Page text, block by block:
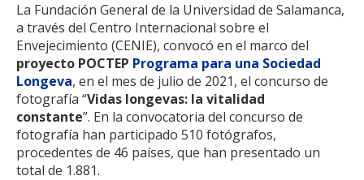
Enlaces
La Fundación General de la Universidad de Salamanca,
a través del Centro Internacional sobre el
Envejecimiento (CENIE), convocó en el marco del
proyecto POCTEP Programa para una Sociedad
Longeva, en el mes de julio de 2021, el concurso de
fotografía “Vidas longevas: la vitalidad
constante”. En la convocatoria del concurso de
fotografía han participado 510 fotógrafos,
procedentes de 46 países, que han presentado un
total de 1.881.